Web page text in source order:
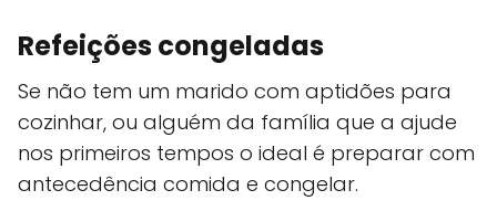
Refeições congeladas
Se não tem um marido com aptidões para
cozinhar, ou alguém da família que a ajude
nos primeiros tempos o ideal é preparar com
antecedência comida e congelar.